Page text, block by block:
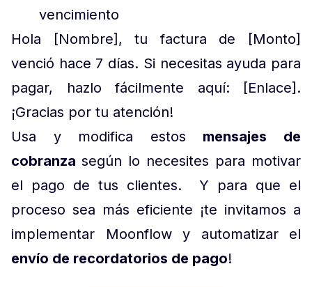
vencimiento
Hola [Nombre], tu factura de [Monto]
venció hace 7 días. Si necesitas ayuda para
pagar, hazlo fácilmente aquí: [Enlace].
¡Gracias por tu atención!
Usa y modifica estos mensajes de
cobranza según lo necesites para motivar
el pago de tus clientes. Y para que el
proceso sea más eficiente ¡te invitamos a
implementar Moonflow y automatizar el
envío de recordatorios de pago!